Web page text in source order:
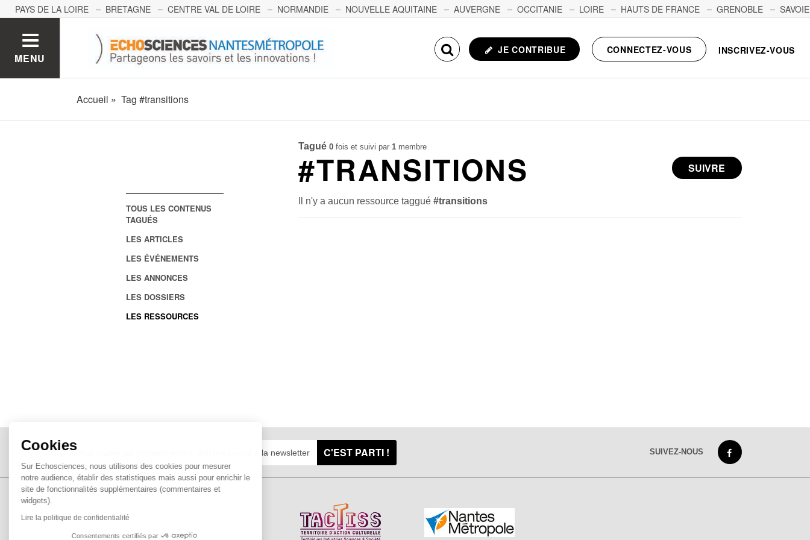
Cookies
Sur Echosciences, nous utilisons des cookies pour mesurer
notre audience, établir des statistiques mais aussi pour enrichir le
site de fonctionnalités supplémentaires (commentaires et
widgets).
Lire la politique de confidentialité
Consentements certifiés par
PAYS DE LA LOIRE BRETAGNE CENTRE VAL DE LOIRE NORMANDIE NOUVELLE AQUITAINE AUVERGNE OCCITANIE LOIRE HAUTS DE FRANCE GRENOBLE
SAVOIE
MENU
JE CONTRIBUE CONNECTEZ-VOUS INSCRIVEZ-VOUS
Accueil Tag #transitions
TOUS LES CONTENUS
TAGUÉS
LES ARTICLES
LES ÉVÉNEMENTS
LES ANNONCES
LES DOSSIERS
LES RESSOURCES
Tagué 0 fois et suivi par1 membre
SUIVRE
#TRANSITIONS
Il n'y a aucun ressource taggué#transitions
C'EST PARTI ! SUIVEZ-NOUS